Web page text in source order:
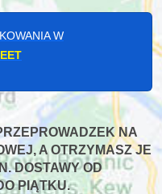
W
NA
A OTRZYMASZ JE
DOSTAWY OD
PIĄTKU.